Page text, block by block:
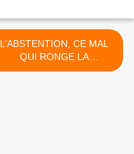
L’ABSTENTION, CE MAL
QUI RONGE LA
DÉMOCRATIE ET NOS